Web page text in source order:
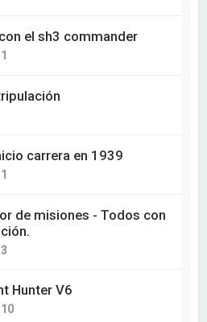
el sh3 commander
1
carrera en 1939
1
de misiones - Todos con
3
Hunter V6
10